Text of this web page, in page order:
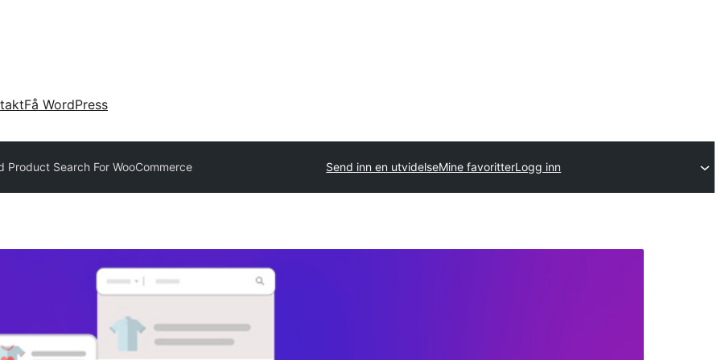
Få WordPress
Product Search For WooCommerce Send inn en utvidelseMine favoritterLogg inn